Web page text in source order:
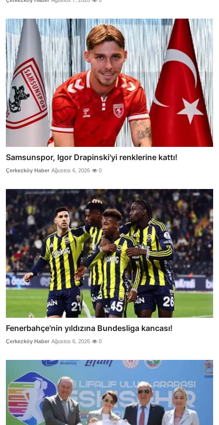
Samsunspor, Igor Drapinski'yi renklerine kattı!
Çerkezköy Haber Ağustos 6, 2026 0
Fenerbahçe'nin yıldızına Bundesliga kancası!
Çerkezköy Haber Ağustos 6, 2026 0